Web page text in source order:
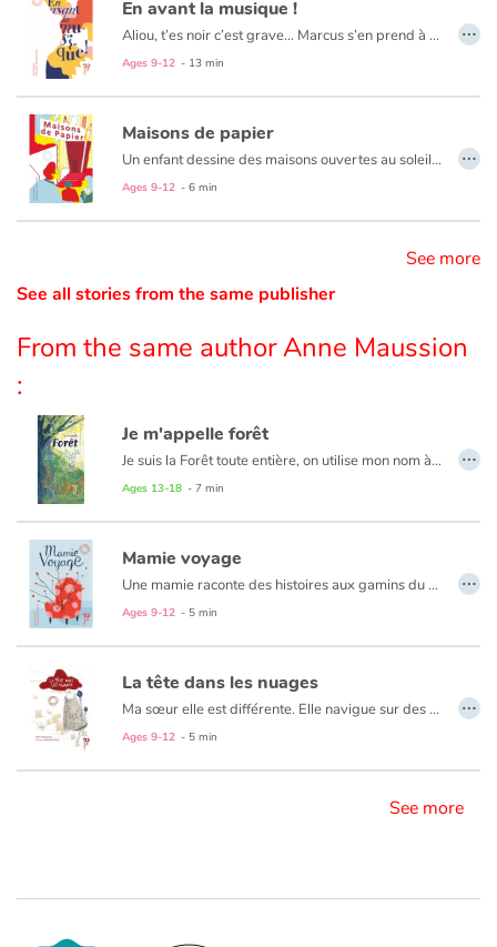
Emotions and feelings
Catalogue anglais
Help
Home
Schools
Libraries
Videos & Tutorials
Blog
Learn french with Storyplay'r
French book lists for children
En avant la musique !
Aliou, t’es noir c’est grave… Marcus s’en prend à Aliou mais à l’école de la République, chaque élève a droit à la Liberté, l’Egalité et la Fraternité. Facile à dire mais à l’école il y a Marcus et sa bande...
Ages 9-12 - 13 min
…
Maisons de papier
Un enfant dessine des maisons ouvertes au soleil, à tous vents et à tous gens mais la gomme fait son œuvre… et le lecteur bascule dans la réalité du quotidien
Ages 9-12 - 6 min
…
See more
See all stories from the same publisher
From the same author Anne Maussion
:
Je m'appelle forêt
Je suis la Forêt toute entière, on utilise mon nom à torts et de travers. Je pourrais tant m’épanouir, si seulement on me laissait faire ! Un manifeste poétique pour faire résonner le cri d’une forêt vosgienne qui, comme ses sœurs autour d’elle, souffre de l’[in]action de l’espèce humaine.
Ages 13-18 - 7 min
…
Mamie voyage
Une mamie raconte des histoires aux gamins du quartier, mais un jour, elle n’est pas là.
Ages 9-12 - 5 min
…
La tête dans les nuages
Ma sœur elle est différente. Elle navigue sur des bateaux de papiers qu’elle plie à longueur de journée...
Ages 9-12 - 5 min
…
See more